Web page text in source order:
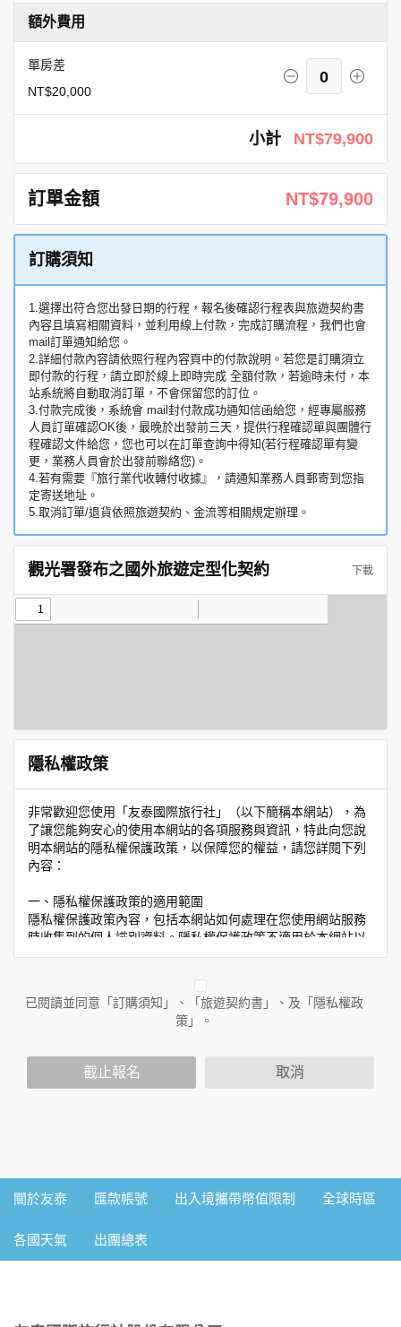
額外費用
單房差
NT$20,000
0
小計 NT$79,900
訂單金額 NT$79,900
訂購須知
1.選擇出符合您出發日期的行程，報名後確認行程表與旅遊契約書
內容且填寫相關資料，並利用線上付款，完成訂購流程，我們也會
mail訂單通知給您。
2.詳細付款內容請依照行程內容頁中的付款說明。若您是訂購須立
即付款的行程，請立即於線上即時完成 全額付款，若逾時未付，本
站系統將自動取消訂單，不會保留您的訂位。
3.付款完成後，系統會 mail封付款成功通知信函給您，經專屬服務
人員訂單確認OK後，最晚於出發前三天，提供行程確認單與團體行
程確認文件給您，您也可以在訂單查詢中得知(若行程確認單有變
更，業務人員會於出發前聯絡您)。
4.若有需要『旅行業代收轉付收據』，請通知業務人員郵寄到您指
定寄送地址。
5.取消訂單/退貨依照旅遊契約、金流等相關規定辦理。
觀光署發布之國外旅遊定型化契約 下載
隱私權政策
非常歡迎您使用「友泰國際旅行社」（以下簡稱本網站），為
了讓您能夠安心的使用本網站的各項服務與資訊，特此向您說
明本網站的隱私權保護政策，以保障您的權益，請您詳閱下列
內容：
一、隱私權保護政策的適用範圍
隱私權保護政策內容，包括本網站如何處理在您使用網站服務
時收集到的個人識別資料。隱私權保護政策不適用於本網站以
外的相關連結網站，也不適用於非本網站所委託或參與管理的
二、個人資料的蒐集、處理及利用方式
當您造訪本網站或使用本網站所提供之功能服務時，我們將視
範圍內處理及利用您的個人資料；非經您書面同意，本網站不
會將個人資料用於其他用途。
為提供精確的服務，我們會將收集的問卷調查內容進行統計與
外，我們會視需要公佈統計數據及說明文字，但不涉及特定個
人之資料。
已閱讀並同意「訂購須知」、「旅遊契約書」、及「隱私權政
策」。
截止報名 取消
關於友泰 匯款帳號 出入境攜帶幣值限制 全球時區
各國天氣 出團總表